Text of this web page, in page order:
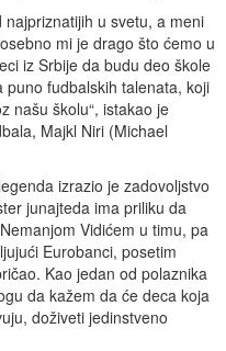
u svetu, a meni
mi je drago što ćemo u
iz Srbije da budu deo škole
fudbalskih talenata, koji
našu školu“, istakao je
Majkl Niri (Michael
izrazio je zadovoljstvo
junajteda ima priliku da
Vidićem u timu, pa
Eurobanci, posetim
Kao jedan od polaznika
da kažem da će deca koja
doživeti jedinstveno